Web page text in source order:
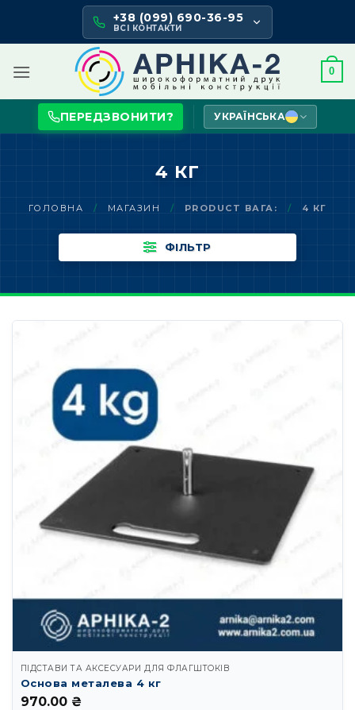
content
+38 (099) 690-36-95
ВСІ КОНТАКТИ
0
ПЕРЕДЗВОНИТИ? УКРАЇНСЬКА
4 КГ
ГОЛОВНА / МАГАЗИН / PRODUCT ВАГА: / 4 КГ
ФІЛЬТР
ПІДСТАВИ ТА АКСЕСУАРИ ДЛЯ ФЛАГШТОКІВ
Основа металева 4 кг
970.00 ₴